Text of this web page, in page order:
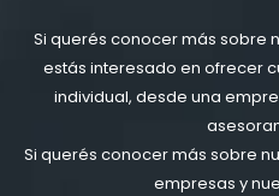
Si querés conocer más sobre
estás interesado en ofrecer
individual, desde una
Si querés conocer más sobre
empresas y